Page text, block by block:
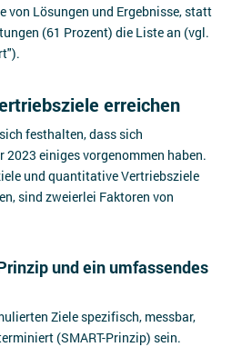
von Lösungen und Ergebnisse, statt
(61 Prozent) die Liste an (vgl.
erreichen
festhalten, dass sich
2023 einiges vorgenommen haben.
und quantitative Vertriebsziele
sind zweierlei Faktoren von
und ein umfassendes
Ziele spezifisch, messbar,
(SMART-Prinzip) sein.